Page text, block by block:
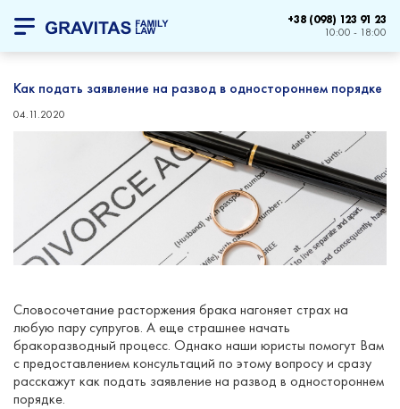
+38 (098) 123 91 23
10:00 - 18:00
Как подать заявление на развод в одностороннем порядке
04.11.2020
Словосочетание расторжения брака нагоняет страх на
любую пару супругов. А еще страшнее начать
бракоразводный процесс. Однако наши юристы помогут Вам
с предоставлением консультаций по этому вопросу и сразу
расскажут как подать заявление на развод в одностороннем
порядке.